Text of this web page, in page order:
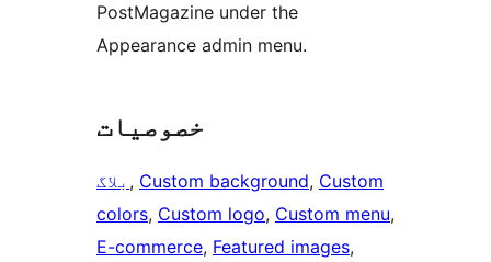
PostMagazine under the
Appearance admin menu.
خصوصیات
بلاگ , Custom background, Custom
colors, Custom logo, Custom menu
E-commerce, Featured images